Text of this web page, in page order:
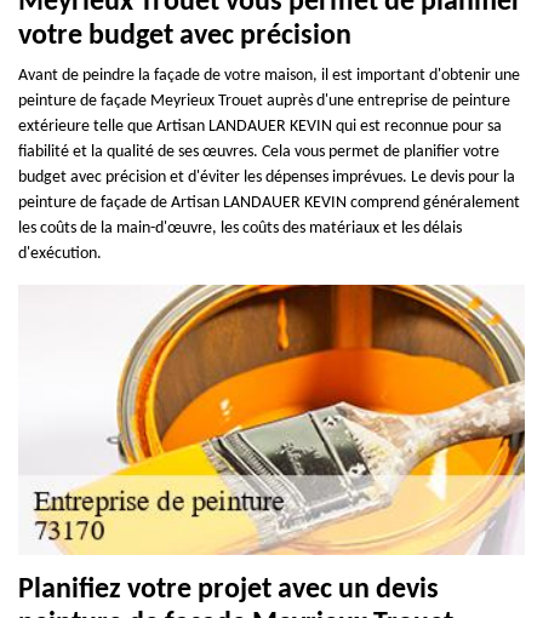
votre budget avec précision
Avant de peindre la façade de votre maison, il est important d'obtenir une
peinture de façade Meyrieux Trouet auprès d'une entreprise de peinture
extérieure telle que Artisan LANDAUER KEVIN qui est reconnue pour sa
fiabilité et la qualité de ses œuvres. Cela vous permet de planifier votre
budget avec précision et d'éviter les dépenses imprévues. Le devis pour la
peinture de façade de Artisan LANDAUER KEVIN comprend généralement
les coûts de la main-d'œuvre, les coûts des matériaux et les délais
d'exécution.
Planifiez votre projet avec un devis